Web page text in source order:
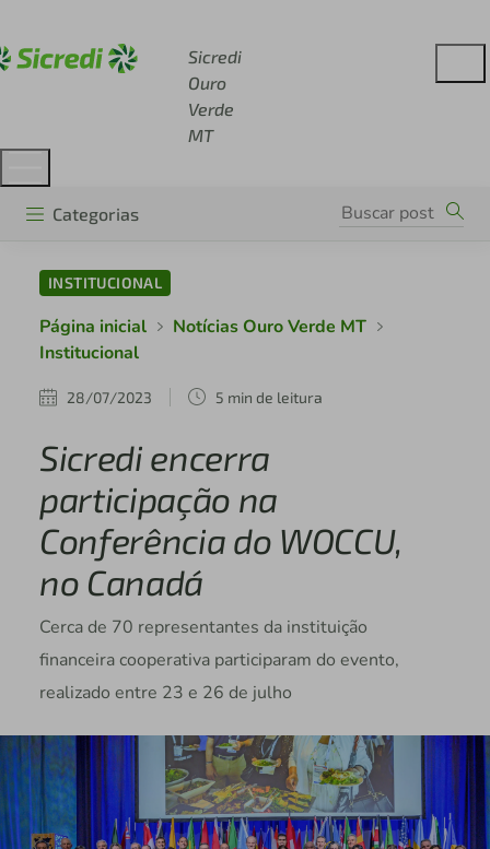
Sicredi
Ouro
Verde
MT
Categorias
INSTITUCIONAL
Página inicial
Notícias Ouro Verde MT
Institucional
28/07/2023 5 min de leitura
Sicredi encerra
participação na
Conferência do WOCCU,
no Canadá
Cerca de 70 representantes da instituição
financeira cooperativa participaram do evento,
realizado entre 23 e 26 de julho